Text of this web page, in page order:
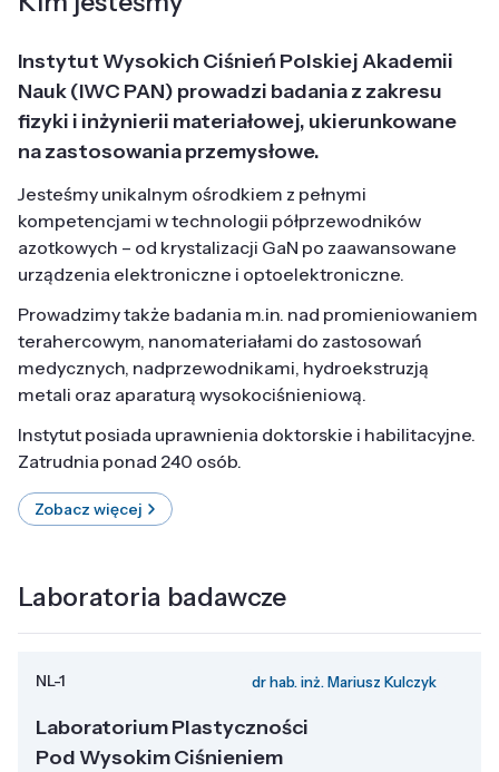
Instytut Wysokich Ciśnień Polskiej Akademii
Nauk (IWC PAN) prowadzi badania z zakresu
fizyki i inżynierii materiałowej, ukierunkowane
na zastosowania przemysłowe.
Jesteśmy unikalnym ośrodkiem z pełnymi
kompetencjami w technologii półprzewodników
azotkowych – od krystalizacji GaN po zaawansowane
urządzenia elektroniczne i optoelektroniczne.
Prowadzimy także badania m.in. nad promieniowaniem
terahercowym, nanomateriałami do zastosowań
medycznych, nadprzewodnikami, hydroekstruzją
metali oraz aparaturą wysokociśnieniową.
Instytut posiada uprawnienia doktorskie i habilitacyjne.
Zatrudnia ponad 240 osób.
Zobacz więcej
Laboratoria badawcze
NL-1 dr hab. inż. Mariusz Kulczyk
Laboratorium Plastyczności
Pod Wysokim Ciśnieniem